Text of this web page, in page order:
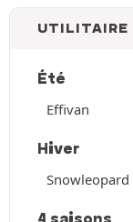
UTILITAIRE
Été
Effivan
Hiver
Snowleopard
4 saisons